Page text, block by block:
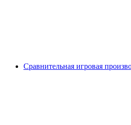
Сравнительная игровая